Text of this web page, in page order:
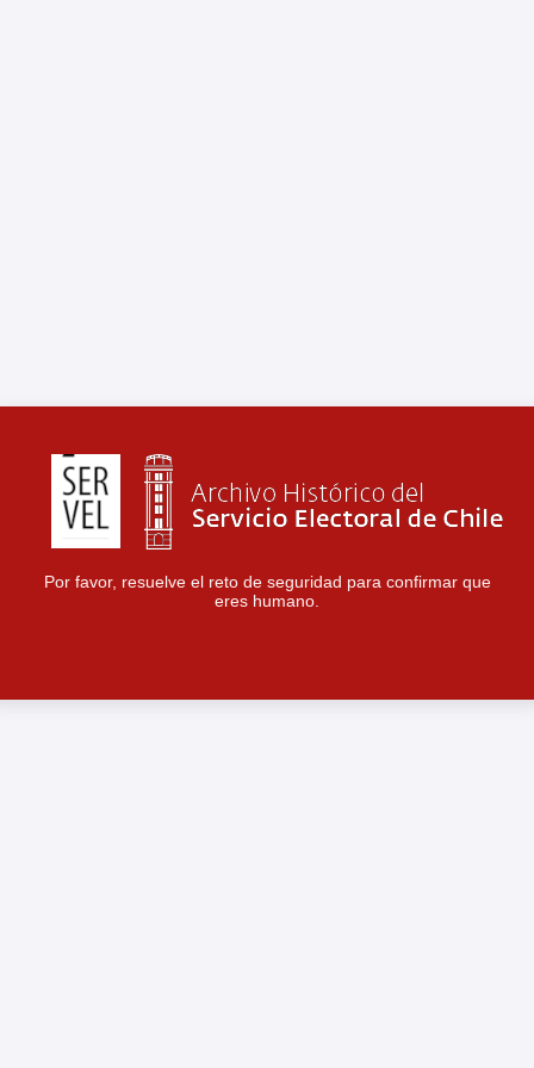
Por favor, resuelve el reto de seguridad para confirmar que
eres humano.